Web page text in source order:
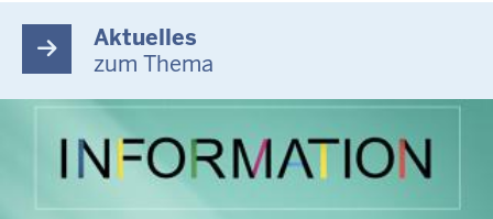
Aktuelles
zum Thema